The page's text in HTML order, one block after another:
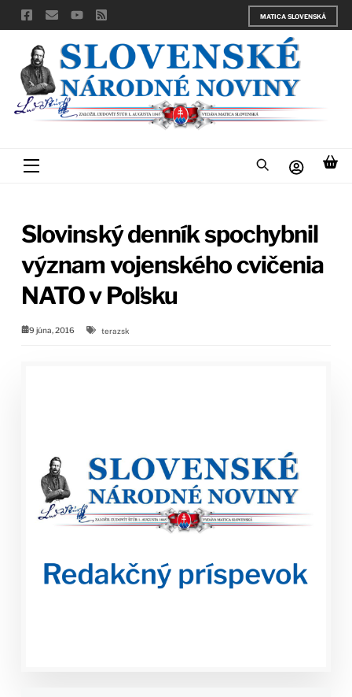
Skip
to
content
MATICA SLOVENSKÁ
Menu
Slovinský denník spochybnil
význam vojenského cvičenia
NATO v Poľsku
9 júna, 2016 terazsk